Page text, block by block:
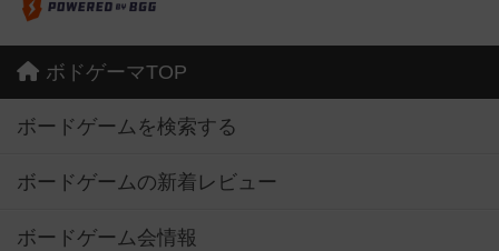
ボドゲーマTOP
ボードゲームを検索する
ボードゲームの新着レビュー
ボードゲーム会情報